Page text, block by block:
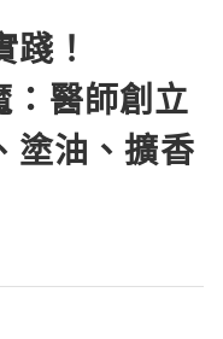
踐！
醫師創立
塗油、擴香